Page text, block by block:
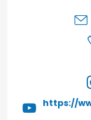
https://